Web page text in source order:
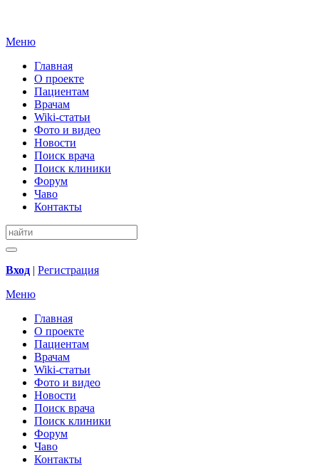
Меню
Главная
О проекте
Пациентам
Врачам
Wiki-статьи
Фото и видео
Новости
Поиск врача
Поиск клиники
Форум
Чаво
Контакты
Вход | Регистрация
Меню
Главная
О проекте
Пациентам
Врачам
Wiki-статьи
Фото и видео
Новости
Поиск врача
Поиск клиники
Форум
Чаво
Контакты